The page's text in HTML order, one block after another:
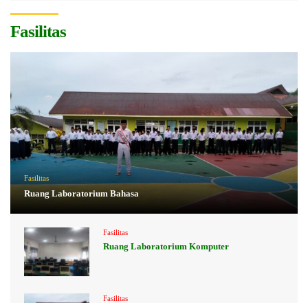
Fasilitas
Fasilitas
Ruang Laboratorium Bahasa
Fasilitas
Ruang Laboratorium Komputer
Fasilitas